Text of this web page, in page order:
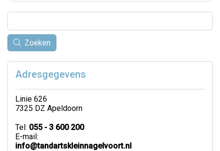
Zoeken
Adresgegevens
Linie 626
7325 DZ Apeldoorn
Tel: 055 - 3 600 200
E-mail:
info@tandartskleinnagelvoort.nl